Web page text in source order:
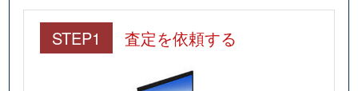
STEP1 査定を依頼する